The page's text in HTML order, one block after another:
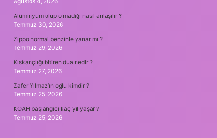
Alüminyum olup olmadığı nasıl anlaşılır ?
Temmuz 30, 2026
Zippo normal benzinle yanar mı ?
Temmuz 29, 2026
Kıskançlığı bitiren dua nedir ?
Temmuz 27, 2026
Zafer Yılmaz’ın oğlu kimdir ?
Temmuz 25, 2026
KOAH başlangıcı kaç yıl yaşar ?
Temmuz 25, 2026